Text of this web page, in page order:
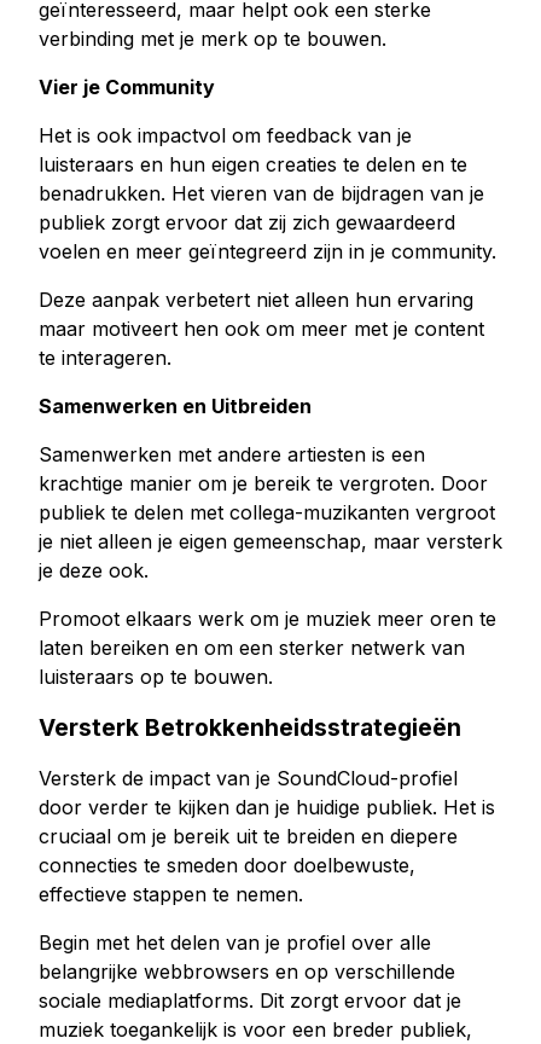
geïnteresseerd, maar helpt ook een sterke
verbinding met je merk op te bouwen.
Vier je Community
Het is ook impactvol om feedback van je
luisteraars en hun eigen creaties te delen en te
benadrukken. Het vieren van de bijdragen van je
publiek zorgt ervoor dat zij zich gewaardeerd
voelen en meer geïntegreerd zijn in je community.
Deze aanpak verbetert niet alleen hun ervaring
maar motiveert hen ook om meer met je content
te interageren.
Samenwerken en Uitbreiden
Samenwerken met andere artiesten is een
krachtige manier om je bereik te vergroten. Door
publiek te delen met collega-muzikanten vergroot
je niet alleen je eigen gemeenschap, maar versterk
je deze ook.
Promoot elkaars werk om je muziek meer oren te
laten bereiken en om een sterker netwerk van
luisteraars op te bouwen.
Versterk Betrokkenheidsstrategieën
Versterk de impact van je SoundCloud-profiel
door verder te kijken dan je huidige publiek. Het is
cruciaal om je bereik uit te breiden en diepere
connecties te smeden door doelbewuste,
effectieve stappen te nemen.
Begin met het delen van je profiel over alle
belangrijke webbrowsers en op verschillende
sociale mediaplatforms. Dit zorgt ervoor dat je
muziek toegankelijk is voor een breder publiek,